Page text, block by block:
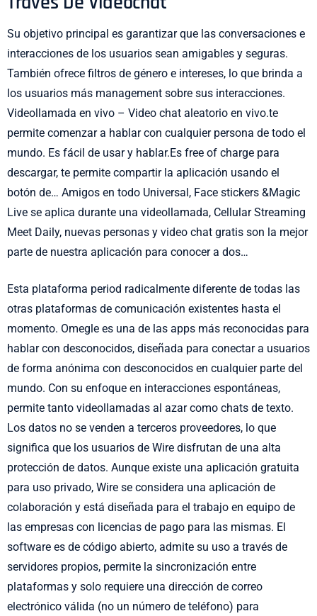
Su objetivo principal es garantizar que las conversaciones e
interacciones de los usuarios sean amigables y seguras.
También ofrece filtros de género e intereses, lo que brinda a
los usuarios más management sobre sus interacciones.
Videollamada en vivo – Video chat aleatorio en vivo.te
permite comenzar a hablar con cualquier persona de todo el
mundo. Es fácil de usar y hablar.Es free of charge para
descargar, te permite compartir la aplicación usando el
botón de… Amigos en todo Universal, Face stickers &Magic
Live se aplica durante una videollamada, Cellular Streaming
Meet Daily, nuevas personas y video chat gratis son la mejor
parte de nuestra aplicación para conocer a dos…
Esta plataforma period radicalmente diferente de todas las
otras plataformas de comunicación existentes hasta el
momento. Omegle es una de las apps más reconocidas para
hablar con desconocidos, diseñada para conectar a usuarios
de forma anónima con desconocidos en cualquier parte del
mundo. Con su enfoque en interacciones espontáneas,
permite tanto videollamadas al azar como chats de texto.
Los datos no se venden a terceros proveedores, lo que
significa que los usuarios de Wire disfrutan de una alta
protección de datos. Aunque existe una aplicación gratuita
para uso privado, Wire se considera una aplicación de
colaboración y está diseñada para el trabajo en equipo de
las empresas con licencias de pago para las mismas. El
software es de código abierto, admite su uso a través de
servidores propios, permite la sincronización entre
plataformas y solo requiere una dirección de correo
electrónico válida (no un número de teléfono) para